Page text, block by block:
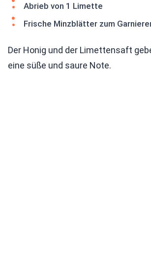
Abrieb von 1 Limette
Frische Minzblätter zum
Der Honig und der Limettensaft
eine süße und saure Note.